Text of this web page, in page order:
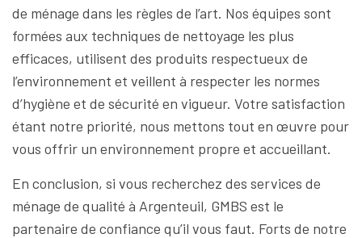
de ménage dans les règles de l’art. Nos équipes sont
formées aux techniques de nettoyage les plus
efficaces, utilisent des produits respectueux de
l’environnement et veillent à respecter les normes
d’hygiène et de sécurité en vigueur. Votre satisfaction
étant notre priorité, nous mettons tout en œuvre pour
vous offrir un environnement propre et accueillant.
En conclusion, si vous recherchez des services de
ménage de qualité à Argenteuil, GMBS est le
partenaire de confiance qu’il vous faut. Forts de notre